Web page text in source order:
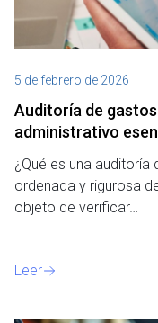
5 de febrero de 2026
Auditoría de
administrativo
¿Qué es una
ordenada y rigurosa
objeto de verificar…
Leer